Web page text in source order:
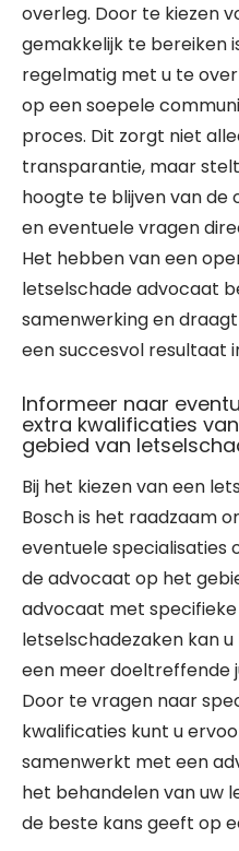
overleg. Door te kiezen
gemakkelijk te bereiken
regelmatig met u te
op een soepele
proces. Dit zorgt niet
transparantie, maar
hoogte te blijven van de
en eventuele vragen
Het hebben van een
letselschade advocaat
samenwerking en
een succesvol resultaat
Informeer naar
extra kwalificaties
gebied van
Bij het kiezen van een
Bosch is het raadzaam
eventuele specialisaties
de advocaat op het
advocaat met
letselschadezaken kan
een meer doeltreffende
Door te vragen naar
kwalificaties kunt u
samenwerkt met een
het behandelen van uw
de beste kans geeft op